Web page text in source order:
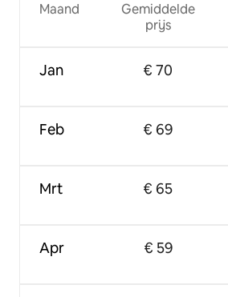
Maand
Jan
Feb
Mrt
Apr
Gemiddelde
prijs
€ 70
€ 69
€ 65
€ 59